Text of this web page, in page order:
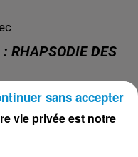
RHAPSODIE DES
des oubliés -
vie privée est notre
sans accepter